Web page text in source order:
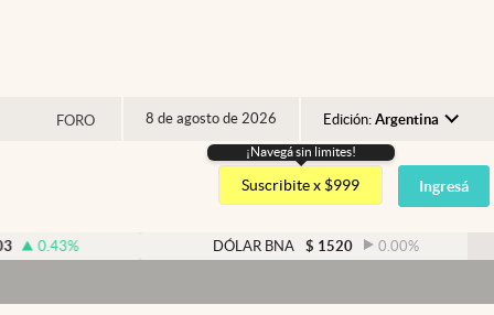
FORO 8 de agosto de 2026 Edición: Argentina
Argentina
España
USA
¡Navegá sin limites!
Suscribite x $999 Ingresá
% DÓLAR BNA $ 1520 0.00 %